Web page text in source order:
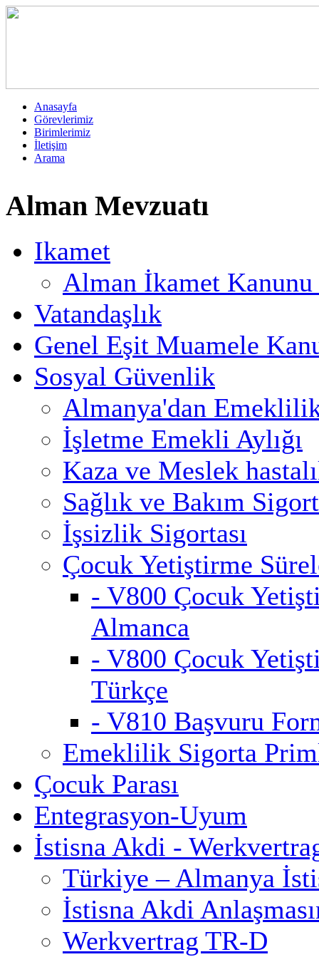
Anasayfa
Görevlerimiz
Birimlerimiz
İletişim
Arama
Alman Mevzuatı
Ikamet
Alman İkamet
Vatandaşlık
Genel Eşit Muamele
Sosyal Güvenlik
Almanya'dan
İşletme Emekli Aylığı
Kaza ve Meslek
Sağlık ve Bakım
İşsizlik Sigortası
Çocuk Yetiştirme
- V800 Çocuk
Almanca
- V800 Çocuk
Türkçe
- V810 Başvuru
Emeklilik Sigorta
Çocuk Parası
Entegrasyon-Uyum
İstisna Akdi -
Türkiye – Almanya
İstisna Akdi
Werkvertrag TR-D